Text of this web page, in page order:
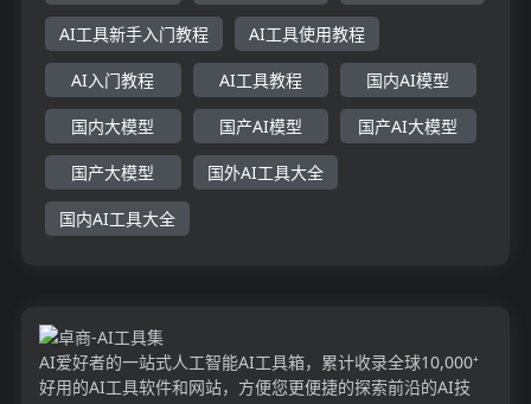
AI工具新手入门教程 AI工具使用教程
AI入门教程 AI工具教程 国内AI模型
国内大模型 国产AI模型 国产AI大模型
国产大模型 国外AI工具大全
国内AI工具大全
AI爱好者的一站式人工智能AI工具箱，累计收录全球10,000⁺
好用的AI工具软件和网站，方便您更便捷的探索前沿的AI技